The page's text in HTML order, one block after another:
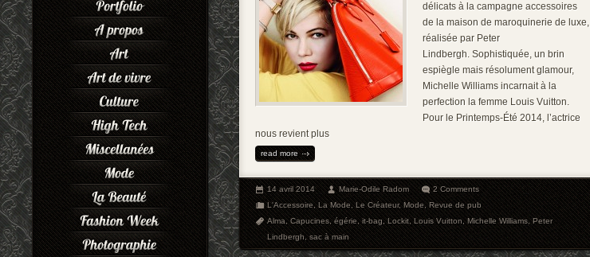
délicats à la campagne accessoires
de la maison de maroquinerie de luxe,
réalisée par Peter
Lindbergh. Sophistiquée, un brin
espiègle mais résolument glamour,
Michelle Williams incarnait à la
perfection la femme Louis Vuitton.
Pour le Printemps-Été 2014, l’actrice
nous revient plus
read more
14 avril 2014 Marie-Odile Radom
2 Comments
L'Accessoire,La Mode,Le Créateur,Mode,Revue de pub
Alma,Capucines,égérie,it-bag,Lockit,Louis Vuitton,Michelle Williams,Peter
Lindbergh,sac à main